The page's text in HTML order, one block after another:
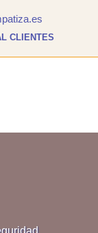
CLIENTES